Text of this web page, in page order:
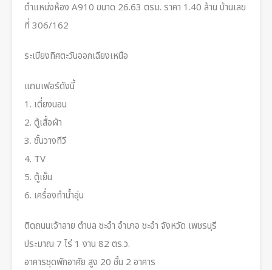
ตำแหน่งห้อง A910 ขนาด 26.63 ตรม. ราคา 1.40 ล้าน บ้านเลข
ที่ 306/162
ระเบียงทิศตะวันออกเฉียงเหนือ
แถมเฟอร์ดังนี้
1. เตี่ยงนอน
2. ตู้เสื้อผ้า
3. ชั้นวางทีวี
4. TV
5. ตู้เย็น
6. เครื่องทำน้ำอุ่น
ติดถนนเจ้าลาย ตำบล ชะอำ อำเภอ ชะอำ จังหวัด เพชรบุรี
ประมาณ 7 ไร่ 1 งาน 82 ตร.ว.
อาคารชุดพักอาศัย สูง 20 ชั้น 2 อาคาร